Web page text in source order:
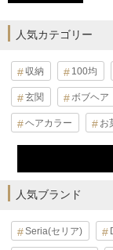
人気カテゴリー
収納 100均
玄関 ボブヘア
ヘアカラー お
人気ブランド
Seria(セリア)